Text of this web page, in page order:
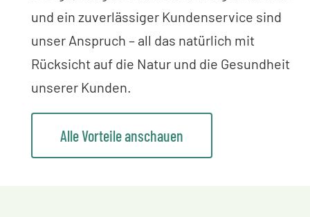
und ein zuverlässiger Kundenservice sind
unser Anspruch – all das natürlich mit
Rücksicht auf die Natur und die Gesundheit
unserer Kunden.
Alle Vorteile anschauen